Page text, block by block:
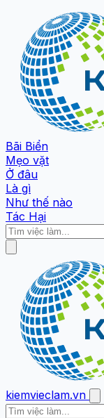
Bãi Biển
Mẹo vặt
Ở đâu
Là gì
Như thế nào
Tác Hại
kiemvieclam.vn